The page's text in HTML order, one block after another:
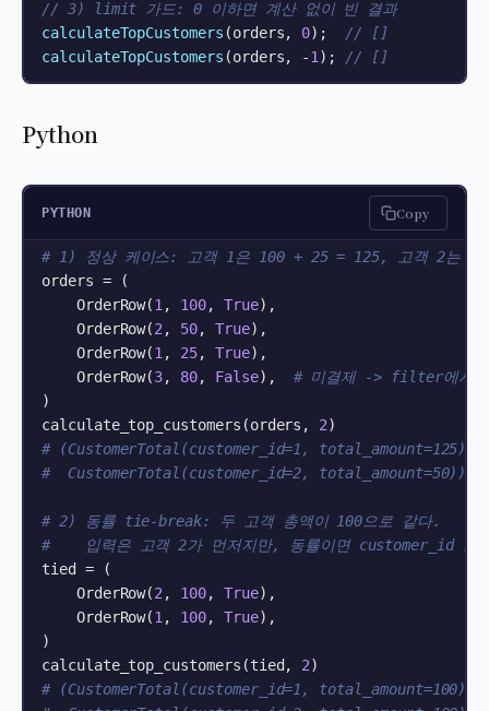
// 3) limit 가드: 0 이하면 계산 없이 빈 결과
calculateTopCustomers (orders, 0);
// []
calculateTopCustomers (orders, -1 ); // []
Python
PYTHON Copy
# 1) 정상 케이스: 고객 1은 100 + 25 = 125, 고객 2는 50
orders = (
    OrderRow(
1 , 100, True),
    OrderRow(
2 , 50, True),
    OrderRow(
1 , 25, True),
    OrderRow(
3, 80, False), # 미결제 -> filter에서
)
calculate_top_customers(orders, 2
# (CustomerTotal(customer_id=1, total_amount=125),
#  CustomerTotal(customer_id=2, total_amount=50))
# 2) 동률 tie-break: 두 고객 총액이 100으로 같다.
#    입력은 고객 2가 먼저지만, 동률이면 customer_id 오
tied = (
    OrderRow(
2 , 100, True),
    OrderRow(
1 , 100, True),
)
calculate_top_customers(tied, 2
# (CustomerTotal(customer_id=1, total_amount=100),